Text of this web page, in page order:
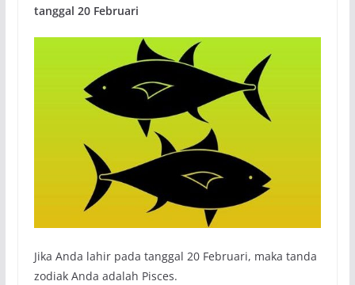
tanggal 20 Februari
Jika Anda lahir pada tanggal 20 Februari, maka tanda
zodiak Anda adalah Pisces.